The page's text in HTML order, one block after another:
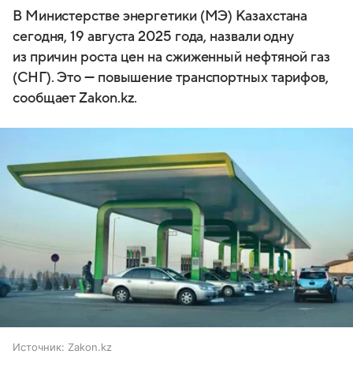
В Министерстве энергетики (МЭ) Казахстана
сегодня, 19 августа 2025 года, назвали одну
из причин роста цен на сжиженный нефтяной газ
(СНГ). Это — повышение транспортных тарифов,
сообщает Zakon.kz.
Источник: Zakon.kz